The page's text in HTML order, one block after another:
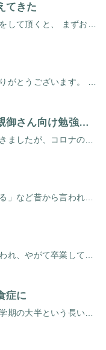
てきた
会」を開催しました！
症に